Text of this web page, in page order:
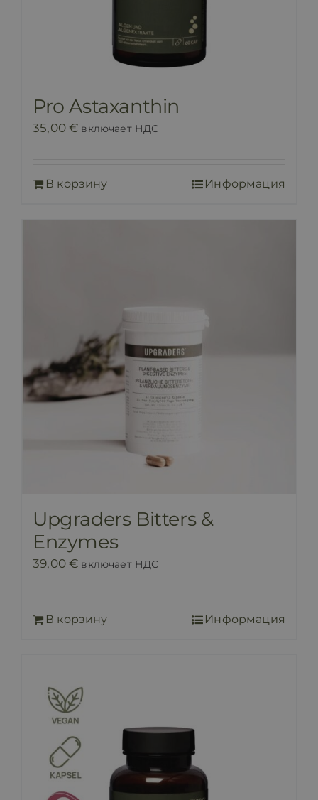
Pro Astaxanthin
35,00€ включает НДС
В корзину Информация
Upgraders Bitters &
Enzymes
39,00€ включает НДС
В корзину Информация